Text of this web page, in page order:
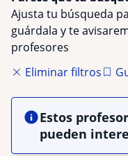
Ajusta tu búsqueda
guárdala y te
profesores
Eliminar filtros
Estos
pueden